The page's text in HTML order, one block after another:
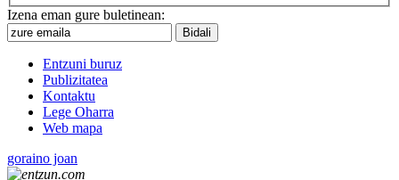
Izena eman gure buletinean:
Entzuni buruz
Publizitatea
Kontaktu
Lege Oharra
Web mapa
goraino joan